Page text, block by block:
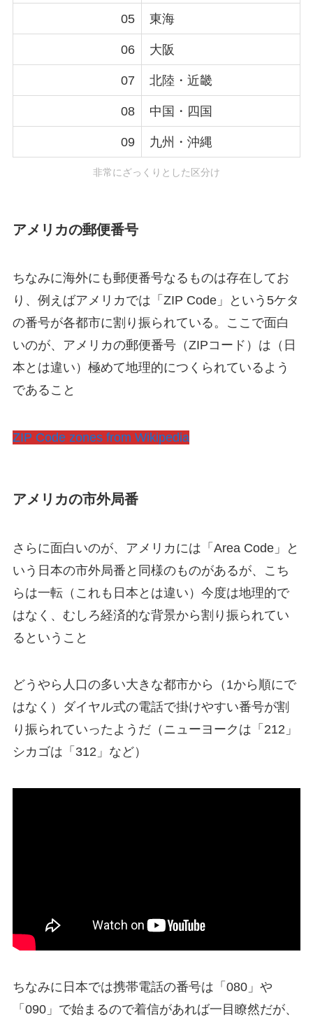
05 東海
06 大阪
07 北陸・近畿
08 中国・四国
09 九州・沖縄
非常にざっくりとした区分け
アメリカの郵便番号
ちなみに海外にも郵便番号なるものは存在してお
り、例えばアメリカでは「 ZIP Code」という5ケタ
の番号が各都市に割り振られている。ここで面白
いのが、 アメリカの郵便番号（ZIPコード）は（日
本とは違い）極めて地理的につくられているよう
であること
ZIP Code zones from Wikipedia
アメリカの市外局番
さらに面白いのが、アメリカには「 Area Code」と
いう日本の市外局番と同様のものがあるが、こち
らは一転（これも日本とは違い）今度は地理的で
はなく、むしろ経済的な背景から割り振られてい
るということ
どうやら人口の多い大きな都市から（1から順にで
はなく）
ダイヤル式の電話で掛けやすい番号が割
り振られていったようだ（ニューヨークは「212」
シカゴは「312」など）
ちなみに日本では携帯電話の番号は「080」や
「090」で始まるので着信があれば一目瞭然だが、